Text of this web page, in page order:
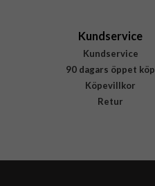
Kundservice
Kundservice
90 dagars öppet köp
Köpevillkor
Retur